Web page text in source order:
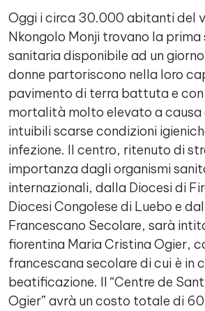
Oggi i circa 30.000 abitanti del
Nkongolo Monji trovano la
sanitaria disponibile ad un
donne partoriscono nella loro
pavimento di terra battuta e con
mortalità molto elevato a
intuibili scarse condizioni
infezione. Il centro, ritenuto di
importanza dagli organismi
internazionali, dalla Diocesi di
Diocesi Congolese di Luebo e
Francescano Secolare, sarà
fiorentina Maria Cristina Ogier,
francescana secolare di cui è in
beatificazione. Il “Centre de
Ogier” avrà un costo totale di